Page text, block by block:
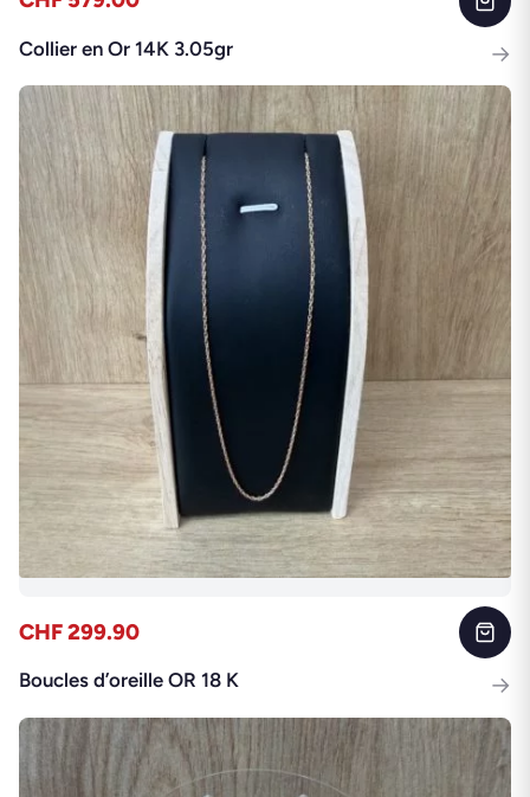
Collier en Or 14K 3.05gr →
CHF 299.90
Boucles d’oreille OR 18 K →